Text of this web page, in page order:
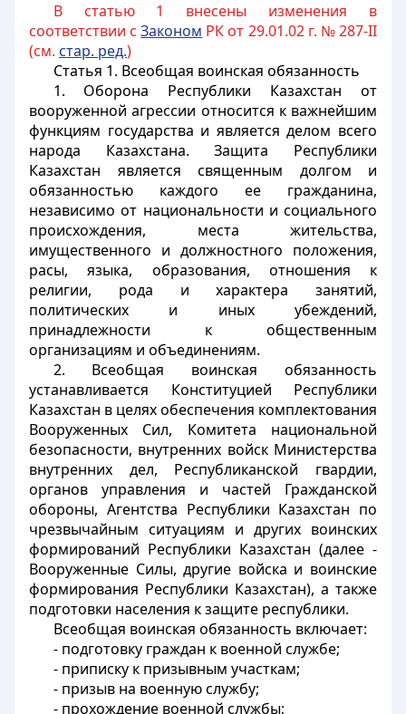
В статью 1 внесены изменения в
соответствии сЗаконом РК от 29.01.02 г. № 287-II
(см. стар. ред.)
Статья 1. Всеобщая воинская обязанность
1. Оборона Республики Казахстан от
вооруженной агрессии относится к важнейшим
функциям государства и является делом всего
народа Казахстана. Защита Республики
Казахстан является священным долгом и
обязанностью каждого ее гражданина,
независимо от национальности и социального
происхождения, места жительства,
имущественного и должностного положения,
расы, языка, образования, отношения к
религии, рода и характера занятий,
политических и иных убеждений,
принадлежности к общественным
организациям и объединениям.
2. Всеобщая воинская обязанность
устанавливается Конституцией Республики
Казахстан в целях обеспечения комплектования
Вооруженных Сил, Комитета национальной
безопасности, внутренних войск Министерства
внутренних дел, Республиканской гвардии,
органов управления и частей Гражданской
обороны, Агентства Республики Казахстан по
чрезвычайным ситуациям и других воинских
формирований Республики Казахстан (далее -
Вооруженные Силы, другие войска и воинские
формирования Республики Казахстан), а также
подготовки населения к защите республики.
Всеобщая воинская обязанность включает:
- подготовку граждан к военной службе;
- приписку к призывным участкам;
- призыв на военную службу;
- прохождение военной службы;